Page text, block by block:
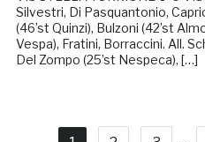
Silvestri, Di Pasquantonio,
(46’st Quinzi), Bulzoni (42’st
Vespa), Fratini, Borraccini. All.
Del Zompo (25’st Nespeca), […]